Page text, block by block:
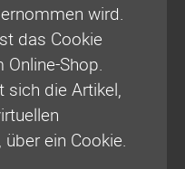
wird.
das Cookie
Shop.
sich die Artikel,
ein Cookie.